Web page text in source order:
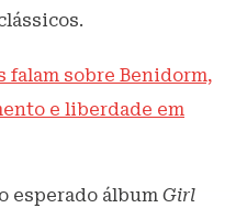
falam sobre Benidorm,
e liberdade em
esperado álbum Girl